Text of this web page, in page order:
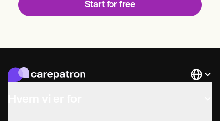
Start for free